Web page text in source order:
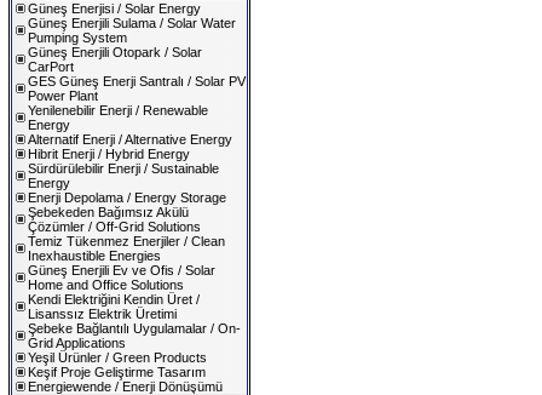
Güneş Enerjisi / Solar Energy
Güneş Enerjili Sulama / Solar Water
Pumping System
Güneş Enerjili Otopark / Solar
CarPort
GES Güneş Enerji Santralı / Solar PV
Power Plant
Yenilenebilir Enerji / Renewable
Energy
Alternatif Enerji / Alternative Energy
Hibrit Enerji / Hybrid Energy
Sürdürülebilir Enerji / Sustainable
Energy
Enerji Depolama / Energy Storage
Şebekeden Bağımsız Akülü
Çözümler / Off-Grid Solutions
Temiz Tükenmez Enerjiler / Clean
Inexhaustible Energies
Güneş Enerjili Ev ve Ofis / Solar
Home and Office Solutions
Kendi Elektriğini Kendin Üret /
Lisanssız Elektrik Üretimi
Şebeke Bağlantılı Uygulamalar / On-
Grid Applications
Yeşil Ürünler / Green Products
Keşif Proje Geliştirme Tasarım
Energiewende / Enerji Dönüşümü